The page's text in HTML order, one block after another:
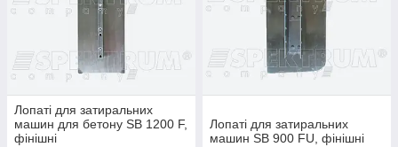
Лопаті для затиральних
машин для бетону SB 1200 F,
фінішні
Лопаті для затиральних
машин SB 900 FU, фінішні